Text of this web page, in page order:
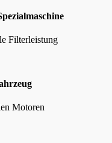
Filterleistung
Motoren